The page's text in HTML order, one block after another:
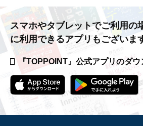
スマホやタブレットでご利用の
に利用できるアプリもございま
『TOPPOINT』公式アプリのダウ